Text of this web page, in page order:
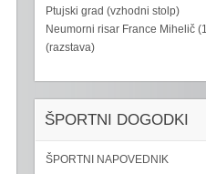
Ptujski grad (vzhodni stolp)
Neumorni risar France Mihelič
(razstava)
ŠPORTNI DOGODKI
ŠPORTNI NAPOVEDNIK